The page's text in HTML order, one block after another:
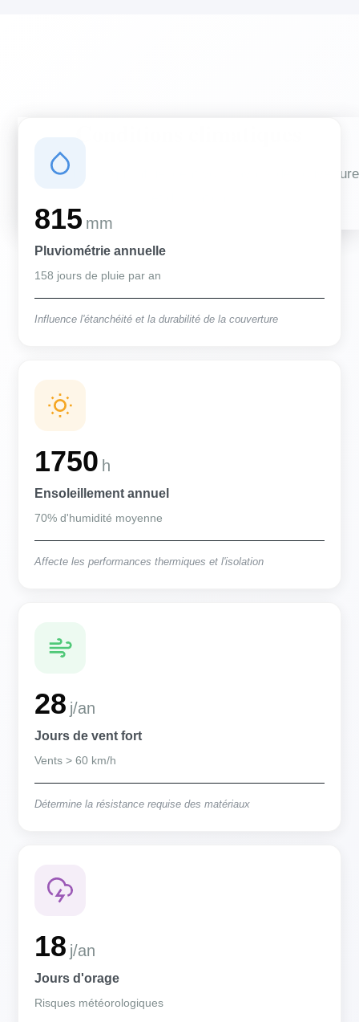
Des conditions qui influencent vos travaux de couverture
815 mm
Pluviométrie annuelle
158 jours de pluie par an
Influence l'étanchéité et la durabilité de la couverture
1750 h
Ensoleillement annuel
70% d'humidité moyenne
Affecte les performances thermiques et l'isolation
28 j/an
Jours de vent fort
Vents > 60 km/h
Détermine la résistance requise des matériaux
18 j/an
Jours d'orage
Risques météorologiques